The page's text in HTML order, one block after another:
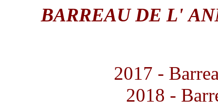
BARREAU DE L'
2017 -
2018 -